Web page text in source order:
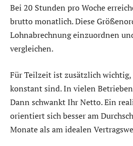
Bei 20 Stunden pro Woche
brutto monatlich. Diese
Lohnabrechnung einzuordnen
vergleichen.
Für Teilzeit ist zusätzlich
konstant sind. In vielen
Dann schwankt Ihr Netto. Ein
orientiert sich besser am
Monate als am idealen